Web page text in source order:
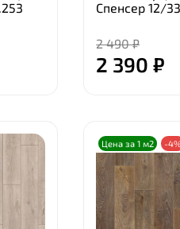
Спенсер 12/
2 490 ₽
2 390 ₽
Цена за 1 м2 -